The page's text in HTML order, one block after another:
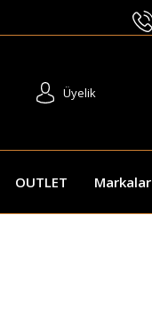
Üyelik
OUTLET Markalar